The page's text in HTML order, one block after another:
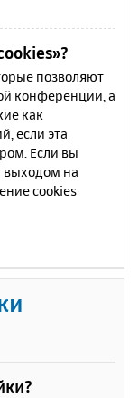
позволяют
конференции, а
как
если эта
Если вы
выходом на
cookies